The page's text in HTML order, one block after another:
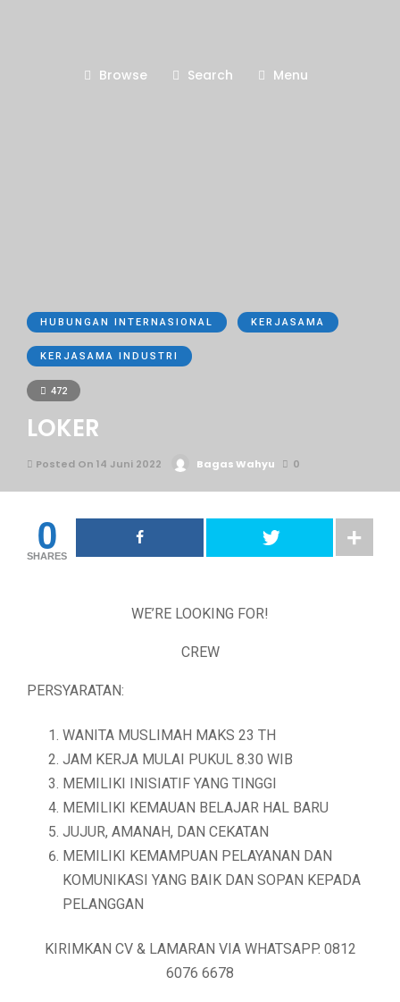
Browse Search Menu
HUBUNGAN INTERNASIONAL KERJASAMA
KERJASAMA INDUSTRI
472
LOKER
Posted On 14 Juni 2022 Bagas Wahyu 0
0
SHARES
WE’RE LOOKING FOR!
CREW
PERSYARATAN:
WANITA MUSLIMAH MAKS 23 TH
JAM KERJA MULAI PUKUL 8.30 WIB
MEMILIKI INISIATIF YANG TINGGI
MEMILIKI KEMAUAN BELAJAR HAL BARU
JUJUR, AMANAH, DAN CEKATAN
MEMILIKI KEMAMPUAN PELAYANAN DAN
KOMUNIKASI YANG BAIK DAN SOPAN KEPADA
PELANGGAN
KIRIMKAN CV & LAMARAN VIA WHATSAPP. 0812
6076 6678